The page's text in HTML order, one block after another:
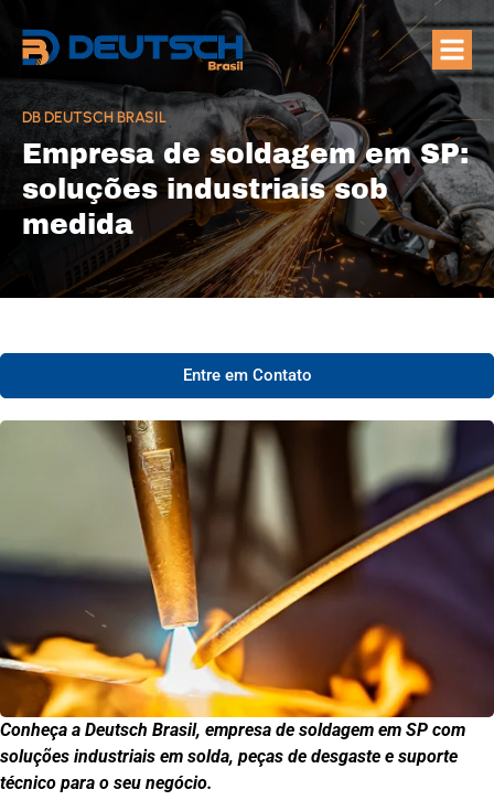
DB DEUTSCH BRASIL
Empresa de soldagem em SP:
soluções industriais sob
medida
Entre em Contato
Conheça a Deutsch Brasil, empresa de soldagem em SP com
soluções industriais em solda, peças de desgaste e suporte
técnico para o seu negócio.